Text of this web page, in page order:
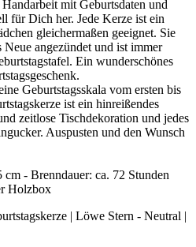
mit Geburtsdaten und
für Dich her. Jede Kerze ist ein
gleichermaßen geeignet. Sie
angezündet und ist immer
Ein wunderschönes
Geburtstagsskala vom ersten bis
ist ein hinreißendes
zeitlose Tischdekoration und jedes
Auspusten und den Wunsch
- Brenndauer: ca. 72 Stunden
Holzbox
| Löwe Stern - Neutral |